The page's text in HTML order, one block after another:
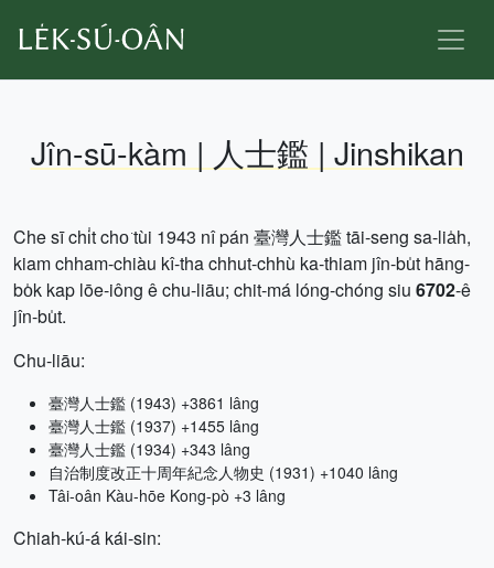
Jîn-sū-kàm | 人士鑑 | Jinshikan
Che sī chi̍t cho͘ tùi 1943 nî pán 臺灣人士鑑 tāi-seng sa-lia̍h,
kiam chham-chiàu kî-tha chhut-chhù ka-thiam jîn-bu̍t hāng-
bo̍k kap lōe-iông ê chu-liāu; chit-má lóng-chóng siu 6702-ê
jîn-bu̍t.
Chu-liāu:
臺灣人士鑑 (1943) +3861 lâng
臺灣人士鑑 (1937) +1455 lâng
臺灣人士鑑 (1934) +343 lâng
自治制度改正十周年紀念人物史 (1931) +1040 lâng
Tâi-oân Kàu-hōe Kong-pò +3 lâng
Chiah-kú-á kái-sin: